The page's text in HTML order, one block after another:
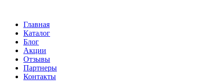
Главная
Каталог
Блог
Акции
Отзывы
Партнеры
Контакты